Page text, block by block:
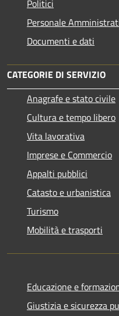
Politici
Personale
Documenti e dati
CATEGORIE DI SERVIZIO
Anagrafe e stato civile
Cultura e tempo libero
Vita lavorativa
Imprese e Commercio
Appalti pubblici
Catasto e urbanistica
Turismo
Mobilità e trasporti
Educazione e
Giustizia e sicurezza